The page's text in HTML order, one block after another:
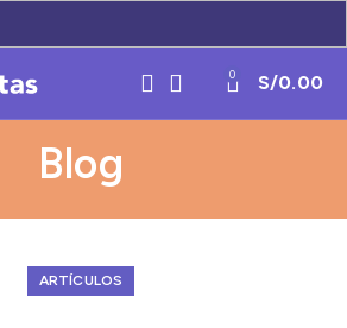
0 S/0.00
Blog
ARTÍCULOS